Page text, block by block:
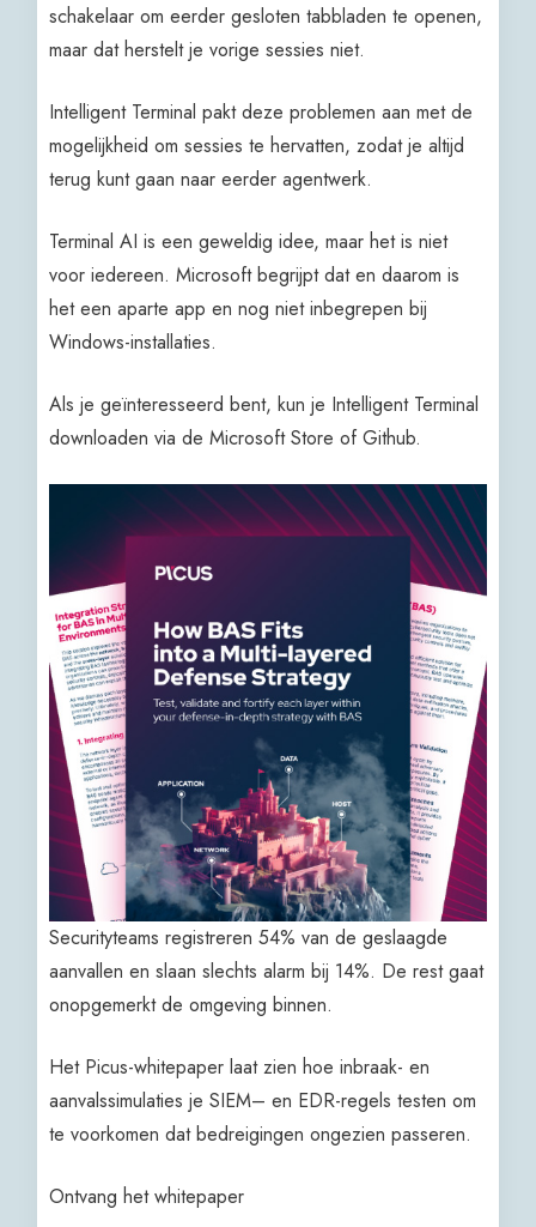
schakelaar om eerder gesloten tabbladen te openen,
maar dat herstelt je vorige sessies niet.
Intelligent Terminal pakt deze problemen aan met de
mogelijkheid om sessies te hervatten, zodat je altijd
terug kunt gaan naar eerder agentwerk.
Terminal AI is een geweldig idee, maar het is niet
voor iedereen. Microsoft begrijpt dat en daarom is
het een aparte app en nog niet inbegrepen bij
Windows-installaties.
Als je geïnteresseerd bent, kun je Intelligent Terminal
downloaden via de Microsoft Store of Github.
Securityteams registreren 54% van de geslaagde
aanvallen en slaan slechts alarm bij 14%. De rest gaat
onopgemerkt de omgeving binnen.
Het Picus-whitepaper laat zien hoe inbraak- en
aanvalssimulaties je SIEM– en EDR-regels testen om
te voorkomen dat bedreigingen ongezien passeren.
Ontvang het whitepaper